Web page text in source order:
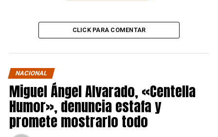
CLICK PARA COMENTAR
NACIONAL
Miguel Ángel Alvarado, «Centella
Humor», denuncia estafa y
promete mostrarlo todo